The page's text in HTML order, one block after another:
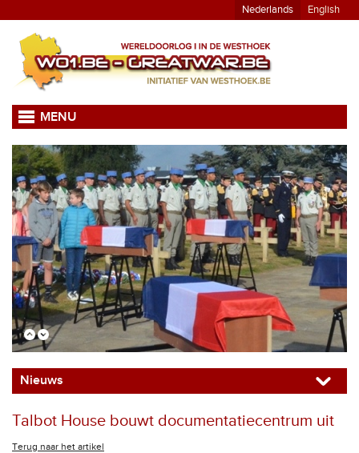
Nederlands English
MENU
Nieuws
Talbot House bouwt documentatiecentrum uit
Terug naar het artikel